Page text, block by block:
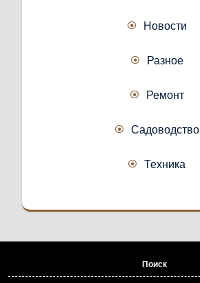
Новости
Разное
Ремонт
Садоводство
Техника
Поиск